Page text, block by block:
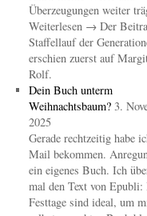
Überzeugungen weiter
Weiterlesen → Der
Staffellauf der
erschien zuerst auf
Rolf.
Dein Buch unterm
Weihnachtsbaum? 3.
2025
Gerade rechtzeitig habe
Mail bekommen.
ein eigenes Buch. Ich
mal den Text von Epubli:
Festtage sind ideal, um